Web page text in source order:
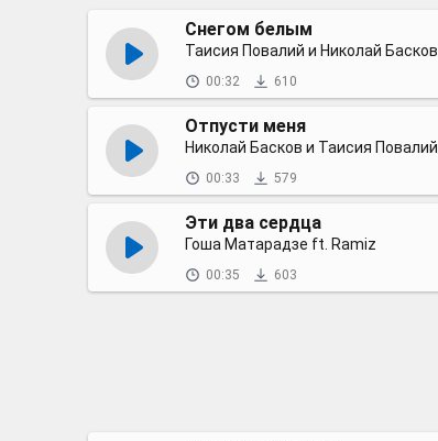
Снегом белым
Таисия Повалий и Николай Басков
00:32 610
Отпусти меня
Николай Басков и Таисия Повалий
00:33 579
Эти два сердца
Гоша Матарадзе ft. Ramiz
00:35 603